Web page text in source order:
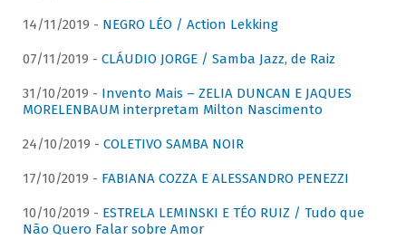
14/11/2019 - NEGRO LÉO / Action Lekking
07/11/2019 - CLÁUDIO JORGE / Samba Jazz, de Raiz
31/10/2019 - Invento Mais – ZELIA DUNCAN E JAQUES
MORELENBAUM interpretam Milton Nascimento
24/10/2019 - COLETIVO SAMBA NOIR
17/10/2019 - FABIANA COZZA E ALESSANDRO PENEZZI
10/10/2019 - ESTRELA LEMINSKI E TÉO RUIZ / Tudo que
Não Quero Falar sobre Amor